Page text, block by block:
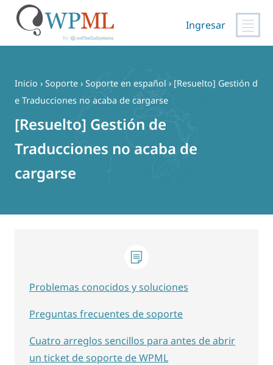
contenido
Ingresar
Inicio › Soporte › Soporte en español › [Resuelto] Gestión d
e Traducciones no acaba de cargarse
[Resuelto] Gestión de
Traducciones no acaba de
cargarse
Problemas conocidos y soluciones
Preguntas frecuentes de soporte
Cuatro arreglos sencillos para antes de abrir
un ticket de soporte de WPML